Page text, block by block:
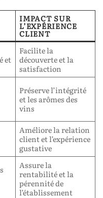
IMPACT SUR
L’EXPÉRIENCE
CLIENT
et
Facilite la
découverte et la
satisfaction
Préserve l’intégrité
et les arômes des
vins
Améliore la relation
client et l’expérience
gustative
Assure la
rentabilité et la
pérennité de
l’établissement